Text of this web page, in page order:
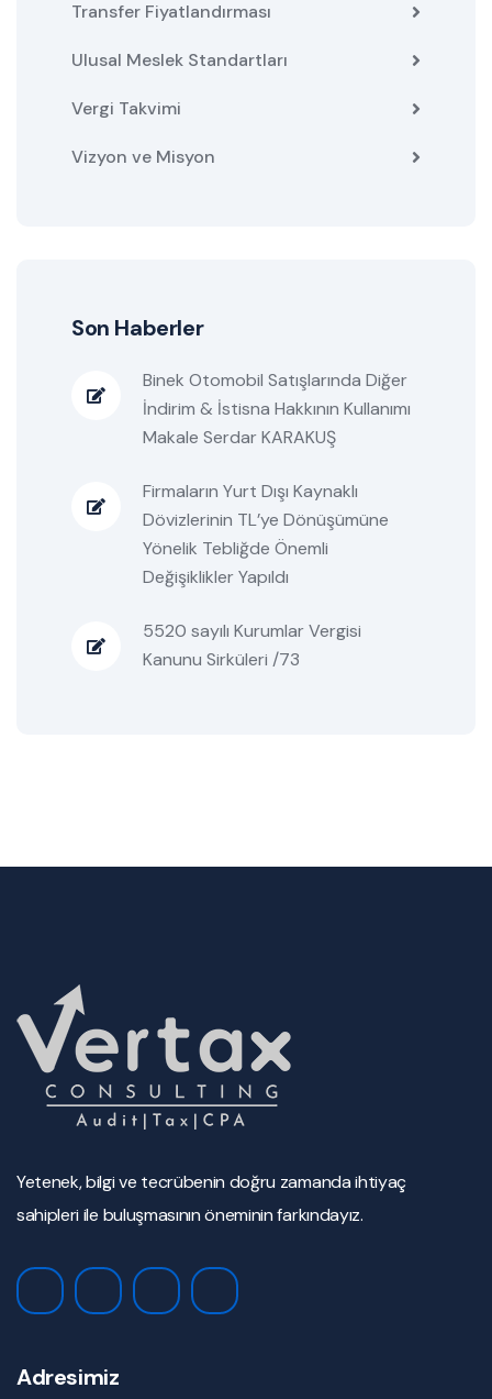
Transfer Fiyatlandırması
Ulusal Meslek Standartları
Vergi Takvimi
Vizyon ve Misyon
Son Haberler
Binek Otomobil Satışlarında Diğer
İndirim & İstisna Hakkının Kullanımı
Makale Serdar KARAKUŞ
Firmaların Yurt Dışı Kaynaklı
Dövizlerinin TL’ye Dönüşümüne
Yönelik Tebliğde Önemli
Değişiklikler Yapıldı
5520 sayılı Kurumlar Vergisi
Kanunu Sirküleri /73
Yetenek, bilgi ve tecrübenin doğru zamanda ihtiyaç
sahipleri ile buluşmasının öneminin farkındayız.
Adresimiz